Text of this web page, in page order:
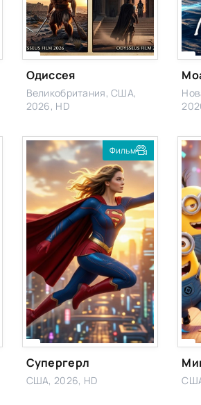
Одиссея
Великобритания, США,
2026, HD
Фильм
Супергерл
США, 2026, HD